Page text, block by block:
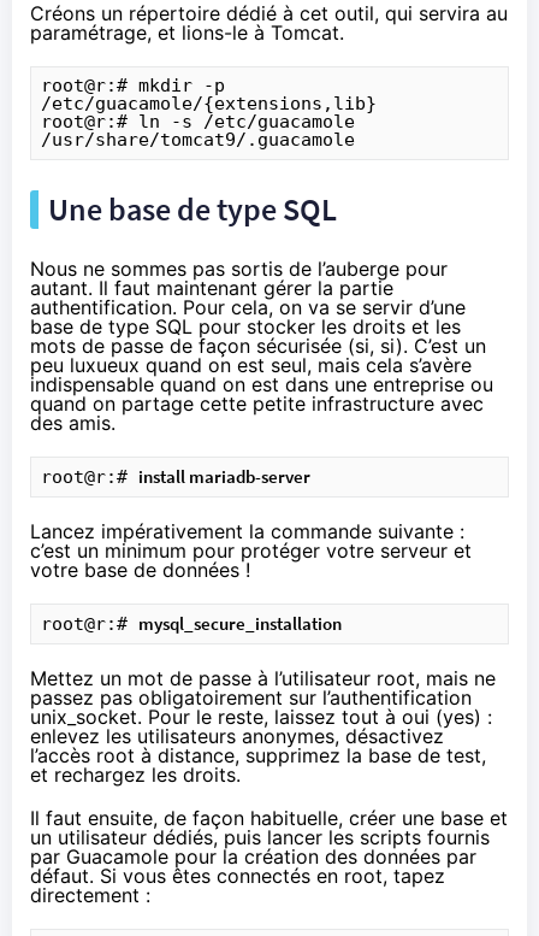
Créons un répertoire dédié à cet outil, qui servira au
paramétrage, et lions-le à Tomcat.
root@r:# mkdir -p
/etc/guacamole/{extensions,lib}
root@r:# ln -s /etc/guacamole
/usr/share/tomcat9/.guacamole
Une base de type SQL
Nous ne sommes pas sortis de l’auberge pour
autant. Il faut maintenant gérer la partie
authentification. Pour cela, on va se servir d’une
base de type SQL pour stocker les droits et les
mots de passe de façon sécurisée (si, si). C’est un
peu luxueux quand on est seul, mais cela s’avère
indispensable quand on est dans une entreprise ou
quand on partage cette petite infrastructure avec
des amis.
root@r:# install mariadb-server
Lancez impérativement la commande suivante :
c’est un minimum pour protéger votre serveur et
votre base de données !
root@r:# mysql_secure_installation
Mettez un mot de passe à l’utilisateur root, mais ne
passez pas obligatoirement sur l’authentification
unix_socket. Pour le reste, laissez tout à oui (yes) :
enlevez les utilisateurs anonymes, désactivez
l’accès root à distance, supprimez la base de test,
et rechargez les droits.
Il faut ensuite, de façon habituelle, créer une base et
un utilisateur dédiés, puis lancer les scripts fournis
par Guacamole pour la création des données par
défaut. Si vous êtes connectés en root, tapez
directement :